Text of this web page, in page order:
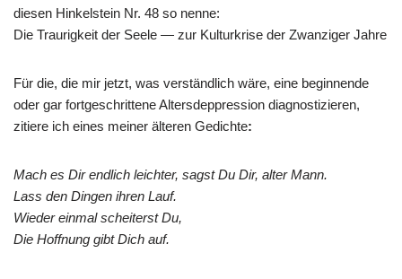
diesen Hinkelstein Nr. 48 so nenne:
Die Traurigkeit der Seele — zur Kulturkrise der Zwanziger Jahre
Für die, die mir jetzt, was verständlich wäre, eine beginnende
oder gar fortgeschrittene Altersdeppression diagnostizieren,
zitiere ich eines meiner älteren Gedichte:
Mach es Dir endlich leichter, sagst Du Dir, alter Mann.
Lass den Dingen ihren Lauf.
Wieder einmal scheiterst Du,
Die Hoffnung gibt Dich auf.